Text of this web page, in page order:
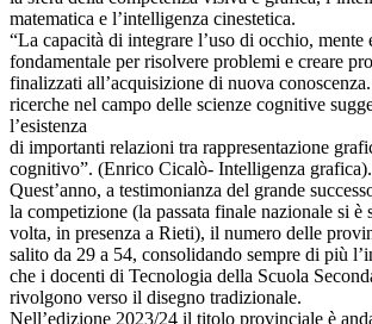
matematica e l’intelligenza cinestetica.
“La capacità di integrare l’uso di occhio, mente
fondamentale per risolvere problemi e creare
finalizzati all’acquisizione di nuova
ricerche nel campo delle scienze cognitive
l’esistenza
di importanti relazioni tra rappresentazione
cognitivo”. (Enrico Cicalò- Intelligenza grafica).
Quest’anno, a testimonianza del grande
la competizione (la passata finale nazionale si è
volta, in presenza a Rieti), il numero delle
salito da 29 a 54, consolidando sempre di più
che i docenti di Tecnologia della Scuola
rivolgono verso il disegno tradizionale.
Nell’edizione 2023/24 il titolo provinciale è